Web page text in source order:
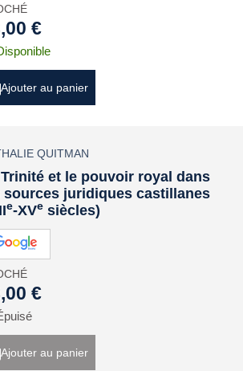
€
Ajouter au panier
QUITMAN
et le pouvoir royal dans
sources juridiques castillanes
e-XVe siècles)
€
Ajouter au panier